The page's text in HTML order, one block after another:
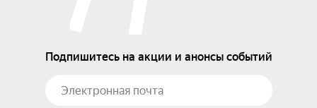
Подпишитесь на акции и анонсы событий